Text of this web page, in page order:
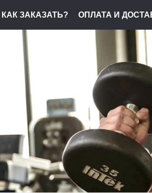
КАК ЗАКАЗАТЬ? ОПЛАТА И